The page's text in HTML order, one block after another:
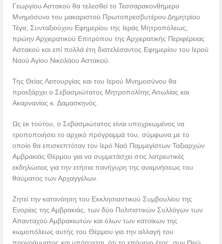
Γεωργίου Αστακού θα τελεσθεί το Τεσσαρακονθήμερο
Μνημόσυνο του μακαριστού Πρωτοπρεσβυτέρου Δημητρίου
Τέγα, Συνταξιούχου Εφημερίου της Ιεράς Μητροπόλεως,
πρώην Αρχιερατικού Επιτρόπου της Αρχιερατικής Περιφέρειας
Αστακού και επί πολλά έτη διατελέσαντος Εφημερίου του Ιερού
Ναού Αγίου Νικολάου Αστακού.
Της Θείας Λειτουργίας και του Ιερού Μνημοσύνου θα
προεξάρχει ο Σεβασμιώτατος Μητροπολίτης Αιτωλίας και
Ακαρνανίας κ. Δαμασκηνός.
Ως εκ τούτου, ο Σεβασμιώτατος είναι υποχρεωμένος να
τροποποιήσει το αρχικό πρόγραμμά του, σύμφωνα με το
οποίο θα επισκεπτόταν τον Ιερό Ναό Παμμεγίστων Ταξιαρχών
Αμβρακιάς Θέρμου για να συμμετάσχει στις λατρευτικές
εκδηλώσεις για την ετήσια πανήγυρη της αναμνήσεως του
θαύματος των Αρχαγγέλων.
Ζητεί την κατανόηση του Εκκλησιαστικού Συμβουλίου της
Ενορίας της Αμβρακιάς, των δύο Πολιτιστικών Συλλόγων των
Απανταχού Αμβρακιωτών και όλων των κατοίκων της
κωμοπόλεως αυτής του Θέρμου για την αλλαγή του